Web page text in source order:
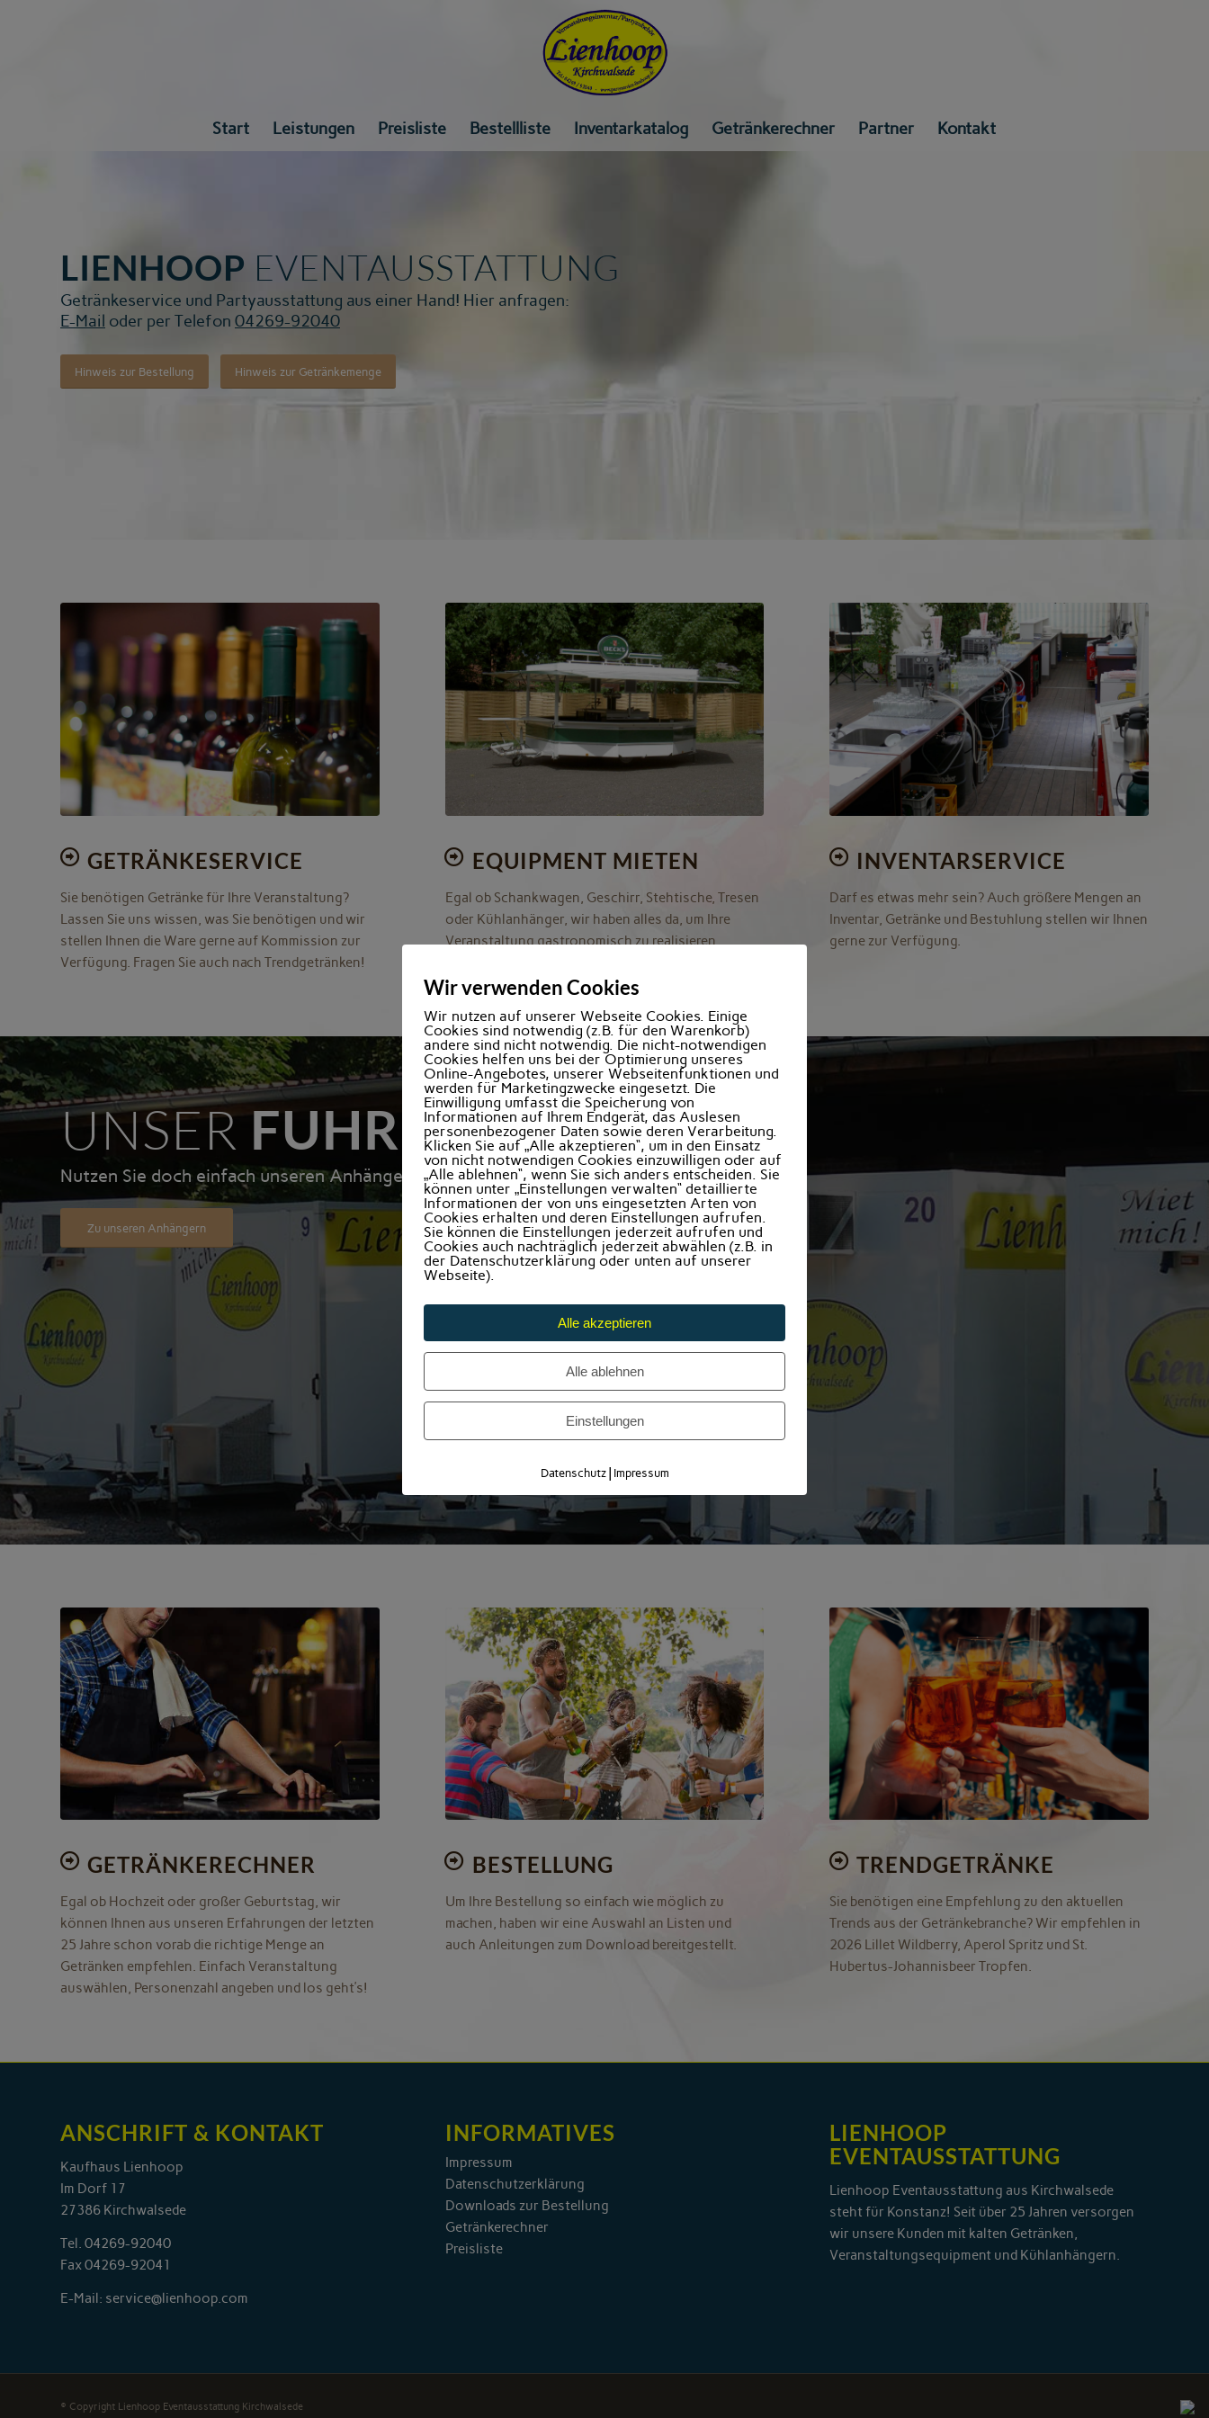
Start Leistungen Preisliste Bestellliste Inventarkatalog Getränkerechner Partner Kontakt
LIENHOOP EVENTAUSSTATTUNG
Getränkeservice und Partyausstattung aus einer Hand! Hier anfragen:
E-Mail oder per Telefon 04269-92040
Hinweis zur Bestellung Hinweis zur Getränkemenge
Jetzt anfragen!
GETRÄNKESERVICE
Sie benötigen Getränke für Ihre Veranstaltung?
Lassen Sie uns wissen, was Sie benötigen und wir
stellen Ihnen die Ware gerne auf Kommission zur
Verfügung. Fragen Sie auch nach Trendgetränken!
Jetzt anfragen!
EQUIPMENT MIETEN
Egal ob Schankwagen, Geschirr, Stehtische, Tresen
oder Kühlanhänger, wir haben alles da, um Ihre
Veranstaltung gastronomisch zu realisieren.
Jetzt anfragen!
INVENTARSERVICE
Darf es etwas mehr sein? Auch größere Mengen an
Inventar, Getränke und Bestuhlung stellen wir Ihnen
gerne zur Verfügung.
UNSER FUHRPARK
Nutzen Sie doch einfach unseren Anhänger-Service.
Zu unseren Anhängern
Jetzt kalkulieren!
GETRÄNKERECHNER
Egal ob Hochzeit oder großer Geburtstag, wir
können Ihnen aus unseren Erfahrungen der letzten
25 Jahre schon vorab die richtige Menge an
Getränken empfehlen. Einfach Veranstaltung
auswählen, Personenzahl angeben und los geht’s!
Jetzt informieren!
BESTELLUNG
Um Ihre Bestellung so einfach wie möglich zu
machen, haben wir eine Auswahl an Listen und
auch Anleitungen zum Download bereitgestellt.
Jetzt informieren!
TRENDGETRÄNKE
Sie benötigen eine Empfehlung zu den aktuellen
Trends aus der Getränkebranche? Wir empfehlen in
2026 Lillet Wildberry, Aperol Spritz und St.
Hubertus-Johannisbeer Tropfen.
ANSCHRIFT & KONTAKT
Kaufhaus Lienhoop
Im Dorf 17
27386 Kirchwalsede
Tel. 04269-92040
Fax 04269-92041
E-Mail: service@lienhoop.com
INFORMATIVES
Impressum
Datenschutzerklärung
Downloads zur Bestellung
Getränkerechner
Preisliste
LIENHOOP
EVENTAUSSTATTUNG
Lienhoop Eventausstattung aus Kirchwalsede
steht für Konstanz! Seit über 25 Jahren versorgen
wir unsere Kunden mit kalten Getränken,
Veranstaltungsequipment und Kühlanhängern.
© Copyright Lienhoop Eventausstattung Kirchwalsede
Wir verwenden Cookies
Wir nutzen auf unserer Webseite Cookies. Einige
Cookies sind notwendig (z.B. für den Warenkorb)
andere sind nicht notwendig. Die nicht-notwendigen
Cookies helfen uns bei der Optimierung unseres
Online-Angebotes, unserer Webseitenfunktionen und
werden für Marketingzwecke eingesetzt. Die
Einwilligung umfasst die Speicherung von
Informationen auf Ihrem Endgerät, das Auslesen
personenbezogener Daten sowie deren Verarbeitung.
Klicken Sie auf „Alle akzeptieren“, um in den Einsatz
von nicht notwendigen Cookies einzuwilligen oder auf
„Alle ablehnen“, wenn Sie sich anders entscheiden. Sie
können unter „Einstellungen verwalten“ detaillierte
Informationen der von uns eingesetzten Arten von
Cookies erhalten und deren Einstellungen aufrufen.
Sie können die Einstellungen jederzeit aufrufen und
Cookies auch nachträglich jederzeit abwählen (z.B. in
der Datenschutzerklärung oder unten auf unserer
Webseite).
Alle akzeptieren
Alle ablehnen
Einstellungen
Datenschutz| Impressum